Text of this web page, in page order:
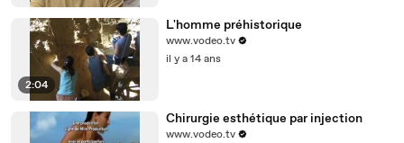
2:04
L'homme préhistorique
www.vodeo.tv
il y a 14 ans
Chirurgie esthétique par injection
www.vodeo.tv